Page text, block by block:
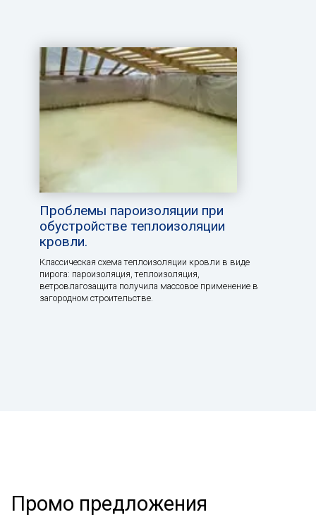
Проблемы пароизоляции при
обустройстве теплоизоляции
кровли.
Классическая схема теплоизоляции кровли в виде
пирога: пароизоляция, теплоизоляция,
ветровлагозащита получила массовое применение в
загородном строительстве.
Промо предложения